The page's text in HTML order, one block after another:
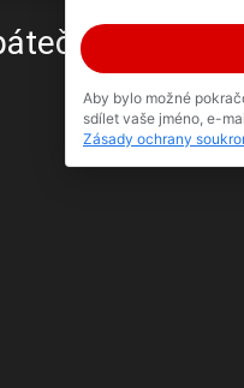
dopravu
Aby bylo možné
sdílet vaše jméno, e-
Zásady ochrany